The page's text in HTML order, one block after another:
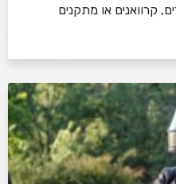
קרוואנים או מתקנים